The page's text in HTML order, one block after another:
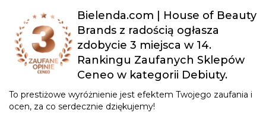
Bielenda.com | House of Beauty
Brands z radością ogłasza
zdobycie 3 miejsca w 14.
Rankingu Zaufanych Sklepów
Ceneo w kategorii Debiuty.
To prestiżowe wyróżnienie jest efektem Twojego zaufania i
ocen, za co serdecznie dziękujemy!